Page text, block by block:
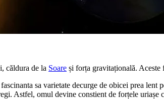
căldura de la Soare și forța gravitațională. Aceste
sa varietate decurge de obicei prea
Astfel, omul devine constient de forțele uriașe